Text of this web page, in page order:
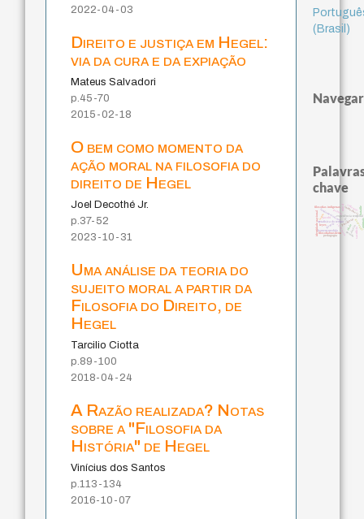
2022-04-03
Direito e justiça em Hegel:
via da cura e da expiação
Mateus Salvadori
p.45-70
2015-02-18
O bem como momento da
ação moral na filosofia do
direito de Hegel
Joel Decothé Jr.
p.37-52
2023-10-31
Uma análise da teoria do
sujeito moral a partir da
Filosofia do Direito, de
Hegel
Tarcilio Ciotta
p.89-100
2018-04-24
A Razão realizada? Notas
sobre a "Filosofia da
História" de Hegel
Vinícius dos Santos
p.113-134
2016-10-07
(Brasil)
Navegar
chave
fundamentalismo
jacobi protágoras
experiência temporal
metafísica do tempo
género idade
intolerância
identidade nacionalhomem-medida
filosofias indígenas
filosofia brasileiraj.c.m. neto
palavra
perdón
leyes
violencia
guayaquil
logos
pedagogia
lei
desejosacrifício
bataille
mind
animais